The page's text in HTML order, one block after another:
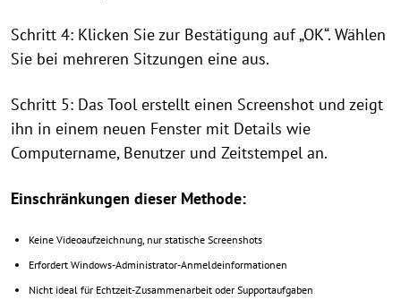
Schritt 4: Klicken Sie zur Bestätigung auf „OK“. Wählen
Sie bei mehreren Sitzungen eine aus.
Schritt 5: Das Tool erstellt einen Screenshot und zeigt
ihn in einem neuen Fenster mit Details wie
Computername, Benutzer und Zeitstempel an.
Einschränkungen dieser Methode:
Keine Videoaufzeichnung, nur statische Screenshots
Erfordert Windows-Administrator-Anmeldeinformationen
Nicht ideal für Echtzeit-Zusammenarbeit oder Supportaufgaben